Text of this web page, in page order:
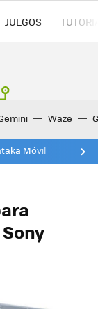
JUEGOS
Waze
Móvil